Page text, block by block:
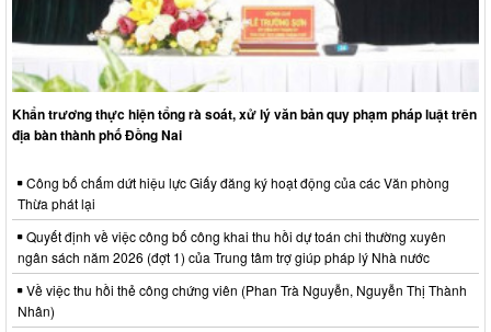
Khẩn trương thực hiện tổng rà soát, xử lý văn bản quy phạm pháp luật trên
địa bàn thành phố Đồng Nai
Công bố chấm dứt hiệu lực Giấy đăng ký hoạt động của các Văn phòng
Thừa phát lại
Quyết định về việc công bố công khai thu hồi dự toán chi thường xuyên
ngân sách năm 2026 (đợt 1) của Trung tâm trợ giúp pháp lý Nhà nước
Về việc thu hồi thẻ công chứng viên (Phan Trà Nguyễn, Nguyễn Thị Thành
Nhân)